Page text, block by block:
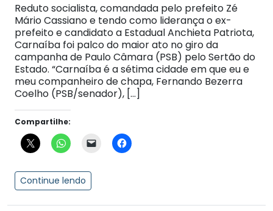
Reduto socialista, comandada pelo prefeito Zé
Mário Cassiano e tendo como liderança o ex-
prefeito e candidato a Estadual Anchieta Patriota,
Carnaíba foi palco do maior ato no giro da
campanha de Paulo Câmara (PSB) pelo Sertão do
Estado. “Carnaíba é a sétima cidade em que eu e
meu companheiro de chapa, Fernando Bezerra
Coelho (PSB/senador), […]
Compartilhe:
Continue lendo